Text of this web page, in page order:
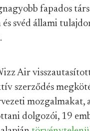
fapados
svéd állami
Air
szerződés
mozgalmakat,
dolgozói, 19